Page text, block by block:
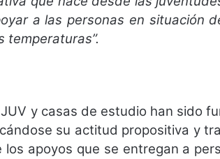
a las personas en situación
temperaturas”.
y casas de estudio han sido
su actitud propositiva y
apoyos que se entregan a